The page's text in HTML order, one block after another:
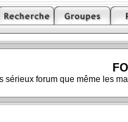
sérieux forum que même les